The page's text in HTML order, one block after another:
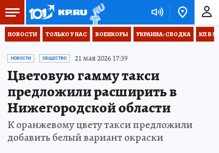
НОВОСТИ ТОЛЬКО У НАС ВОЕНКОРЫ УКРАИНА: СВОДКА КП В
НОВОСТИ ОБЩЕСТВО 21 мая 2026 17:39
Цветовую гамму такси
предложили расширить в
Нижегородской области
К оранжевому цвету такси предложили
добавить белый вариант окраски